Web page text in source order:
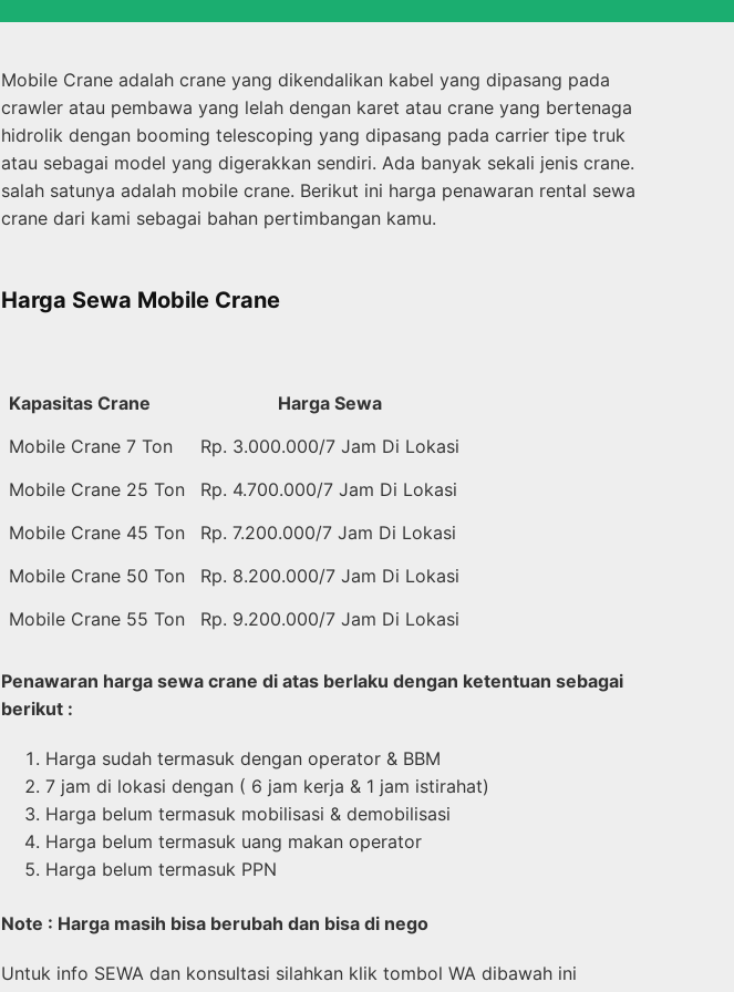
Mobile Crane adalah crane yang dikendalikan kabel yang dipasang pada
crawler atau pembawa yang lelah dengan karet atau crane yang bertenaga
hidrolik dengan booming telescoping yang dipasang pada carrier tipe truk
atau sebagai model yang digerakkan sendiri. Ada banyak sekali jenis crane.
salah satunya adalah mobile crane. Berikut ini harga penawaran rental sewa
crane dari kami sebagai bahan pertimbangan kamu.
Harga Sewa Mobile Crane
Kapasitas Crane
Harga Sewa
Mobile Crane 7 Ton
Rp. 3.000.000/7 Jam Di Lokasi
Mobile Crane 25 Ton
Rp. 4.700.000/7 Jam Di Lokasi
Mobile Crane 45 Ton
Rp. 7.200.000/7 Jam Di Lokasi
Mobile Crane 50 Ton
Rp. 8.200.000/7 Jam Di Lokasi
Mobile Crane 55 Ton
Rp. 9.200.000/7 Jam Di Lokasi
Penawaran harga sewa crane di atas berlaku dengan ketentuan sebagai
berikut :
Harga sudah termasuk dengan operator & BBM
7 jam di lokasi dengan ( 6 jam kerja & 1 jam istirahat)
Harga belum termasuk mobilisasi & demobilisasi
Harga belum termasuk uang makan operator
Harga belum termasuk PPN
Note : Harga masih bisa berubah dan bisa di nego
Untuk info SEWA dan konsultasi silahkan klik tombol WA dibawah ini